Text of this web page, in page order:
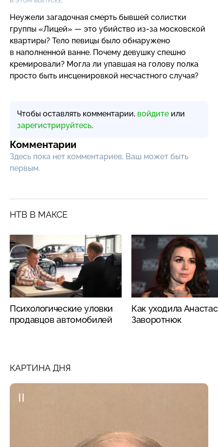
Неужели загадочная смерть бывшей солистки
группы «Лицей» — это убийство из-за московской
квартиры? Тело певицы было обнаружено
в наполненной ванне. Почему девушку спешно
кремировали? Могла ли упавшая на голову полка
просто быть инсценировкой несчастного случая?
Чтобы оставлять комментарии, войдите или
зарегистрируйтесь.
Комментарии
Здесь пока нет комментариев, Ваш может быть
первым.
НТВ В МАКСЕ
Психологические уловки
продавцов автомобилей
Как уходила
Заворотнюк
КАРТИНА ДНЯ